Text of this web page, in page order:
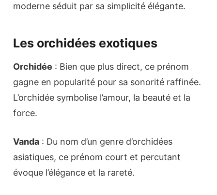
moderne séduit par sa simplicité élégante.
Les orchidées exotiques
Orchidée : Bien que plus direct, ce prénom
gagne en popularité pour sa sonorité raffinée.
L’orchidée symbolise l’amour, la beauté et la
force.
Vanda : Du nom d’un genre d’orchidées
asiatiques, ce prénom court et percutant
évoque l’élégance et la rareté.